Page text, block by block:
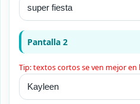
Pantalla 2
Tip: textos cortos se ven mejor en